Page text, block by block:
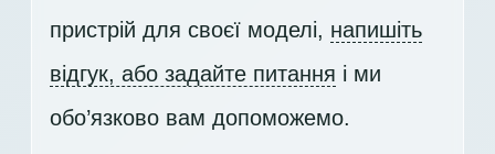
пристрій для своєї моделі, напишіть
відгук, або задайте питання і ми
обо’язково вам допоможемо.